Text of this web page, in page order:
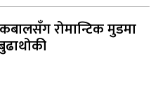
रोमान्टिक मुडमा